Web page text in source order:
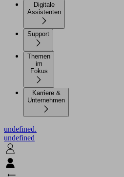
Digitale
Assistenten
Support
Themen
im
Karriere &
Unternehmen
undefined.
undefined